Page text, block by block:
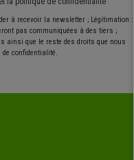
à recevoir la newsletter ; Légitimation :
pas communiquées à des tiers ;
ainsi que le reste des droits que nous
confidentialité.